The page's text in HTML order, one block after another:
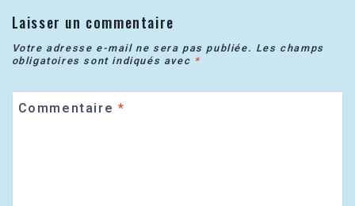
Laisser un commentaire
Votre adresse e-mail ne sera pas publiée. Les champs
obligatoires sont indiqués avec *
Commentaire *